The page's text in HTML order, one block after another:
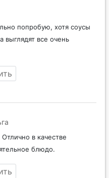
попробую, хотя соусы
выглядят все очень
в качестве
блюдо.